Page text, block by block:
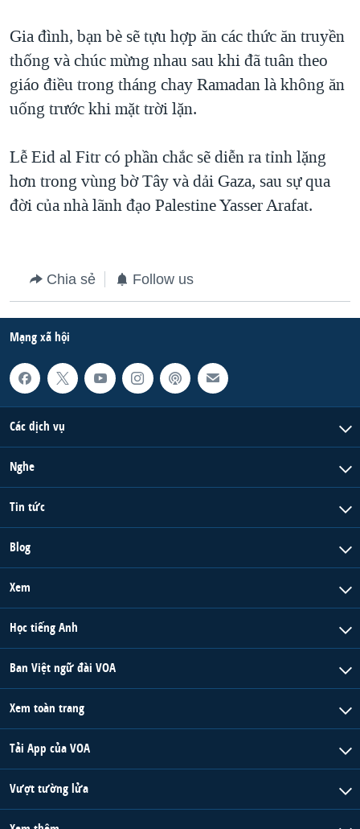
TRỊNH VĨNH BÌNH VS. CHÍNH PHỦ VIỆT NAM
NGƯ DÂN VIỆT VÀ LÀN SÓNG TRỘM HẢI SÂM
Gia đình, bạn bè sẽ tựu hợp ăn các thức ăn truyền
thống và chúc mừng nhau sau khi đã tuân theo
giáo điều trong tháng chay Ramadan là không ăn
uống trước khi mặt trời lặn.
Lễ Eid al Fitr có phần chắc sẽ diễn ra tỉnh lặng
hơn trong vùng bờ Tây và dải Gaza, sau sự qua
đời của nhà lãnh đạo Palestine Yasser Arafat.
Chia sẻ Follow us
Mạng xã hội
Các dịch vụ
Nghe
Tin tức
Blog
Xem
Học tiếng Anh
Ban Việt ngữ đài VOA
Xem toàn trang
Tải App của VOA
Vượt tường lửa